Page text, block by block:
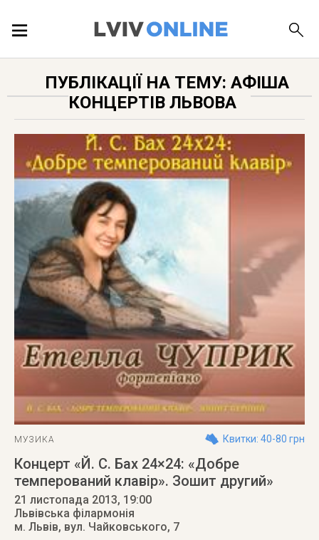
ЛОКАЦІЇ
ПУБЛІКАЦІЇ
ДОВІДКА
ПУБЛІКАЦІЇ НА ТЕМУ: АФІША
КОНЦЕРТІВ ЛЬВОВА
МУЗИКА Квитки: 40-80 грн
Концерт «Й. С. Бах 24×24: «Добре
темперований клавір». Зошит другий»
21 листопада 2013, 19:00
Львівська філармонія
м. Львів, вул. Чайковського, 7